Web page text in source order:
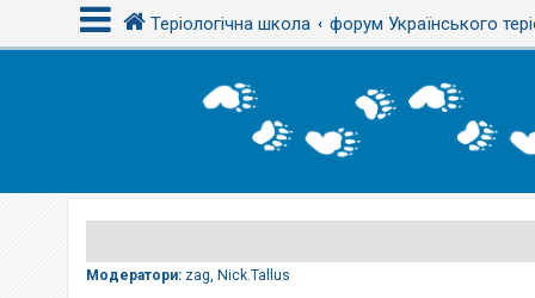
Теріологічна школа форум Українського
Модератори: zag, Nick.Tallus